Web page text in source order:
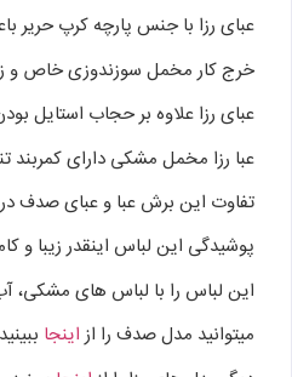
عبای رزا با جنس پارچه کرپ حریر
خرج کار مخمل سوزندوزی خاص و
عبای رزا علاوه بر حجاب استایل
عبا رزا مخمل مشکی دارای کمربند تنظیم
تفاوت این برش عبا و عبای صدف
پوشیدگی این لباس اینقدر زیبا و
این لباس را با لباس های مشکی،
میتوانید مدل صدف را ازاینجا